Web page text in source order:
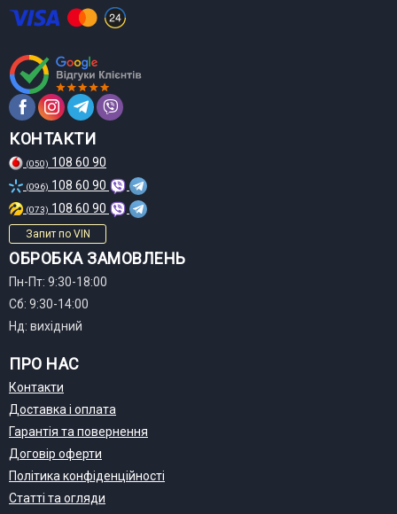
КОНТАКТИ
(050) 108 60 90
(096) 108 60 90
(073) 108 60 90
Запит по VIN
ОБРОБКА ЗАМОВЛЕНЬ
Пн-Пт: 9:30-18:00
Сб: 9:30-14:00
Нд: вихідний
ПРО НАС
Контакти
Доставка і оплата
Гарантія та повернення
Договір оферти
Політика конфіденційності
Статті та огляди